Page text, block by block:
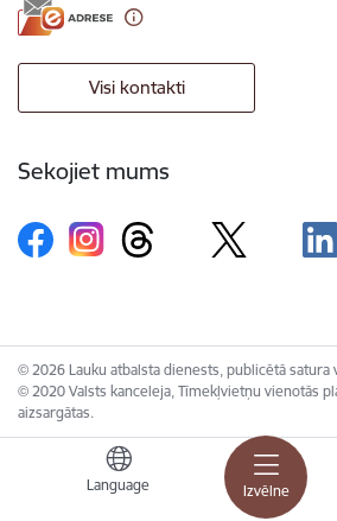
Izvēlne
Language
Visi kontakti
Sekojiet mums
© 2026 Lauku atbalsta dienests, publicētā satura
© 2020 Valsts kanceleja, Tīmekļvietņu vienotās
aizsargātas.